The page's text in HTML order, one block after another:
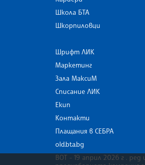
Школа БТА
Шкорпиловци
Шрифт ЛИК
Маркетинг
Зала МаксиМ
Списание ЛИК
Екип
Контакти
Плащания в СЕБРА
old.bta.bg
ВОТ - 19 април 2026 г . ред